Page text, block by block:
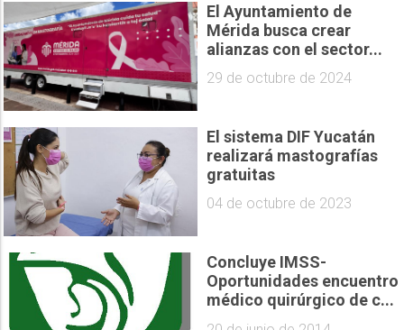
El Ayuntamiento de
Mérida busca crear
alianzas con el sector...
29 de octubre de 2024
El sistema DIF Yucatán
realizará mastografías
gratuitas
04 de octubre de 2023
Concluye IMSS-
Oportunidades encuentro
médico quirúrgico de c...